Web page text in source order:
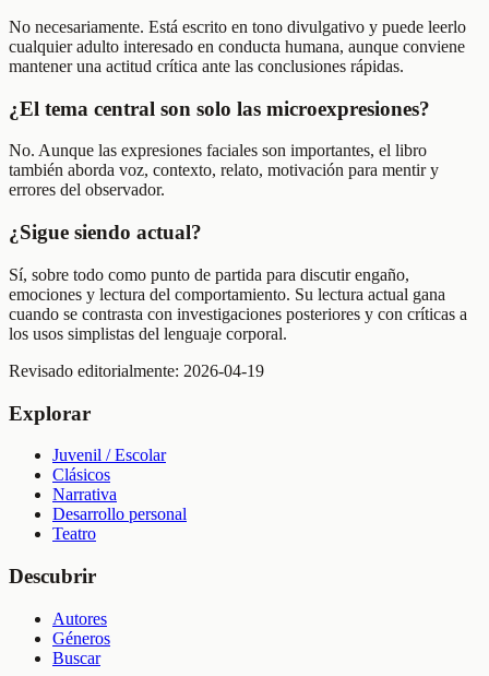
No necesariamente. Está escrito en tono divulgativo y puede leerlo
cualquier adulto interesado en conducta humana, aunque conviene
mantener una actitud crítica ante las conclusiones rápidas.
¿El tema central son solo las microexpresiones?
No. Aunque las expresiones faciales son importantes, el libro
también aborda voz, contexto, relato, motivación para mentir y
errores del observador.
¿Sigue siendo actual?
Sí, sobre todo como punto de partida para discutir engaño,
emociones y lectura del comportamiento. Su lectura actual gana
cuando se contrasta con investigaciones posteriores y con críticas a
los usos simplistas del lenguaje corporal.
Revisado editorialmente: 2026-04-19
Explorar
Juvenil / Escolar
Clásicos
Narrativa
Desarrollo personal
Teatro
Descubrir
Autores
Géneros
Buscar